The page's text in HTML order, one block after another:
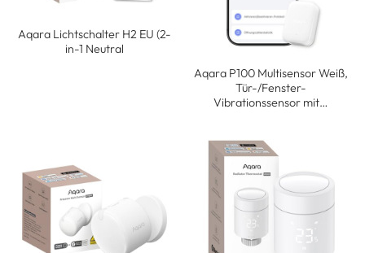
Aqara Lichtschalter H2 EU (2-
in-1 Neutral
Aqara P100 Multisensor Weiß,
Tür-/Fenster-
Vibrationssensor mit…